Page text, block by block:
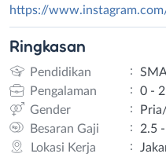
https://
Ringkasan
Pendidikan :
Pengalaman
:
0 -
Gender
:
Besaran Gaji
:
2.5
Lokasi Kerja
: